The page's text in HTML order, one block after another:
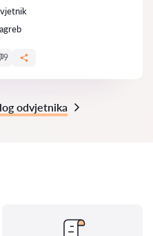
9
odvjetnika